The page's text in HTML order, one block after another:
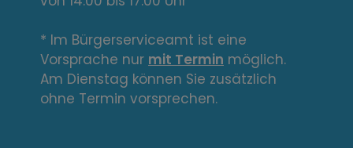
i
n
k
s
* Im Bürgerserviceamt ist eine
Vorsprache nur mit Termin möglich.
Am Dienstag können Sie zusätzlich
ohne Termin vorsprechen.